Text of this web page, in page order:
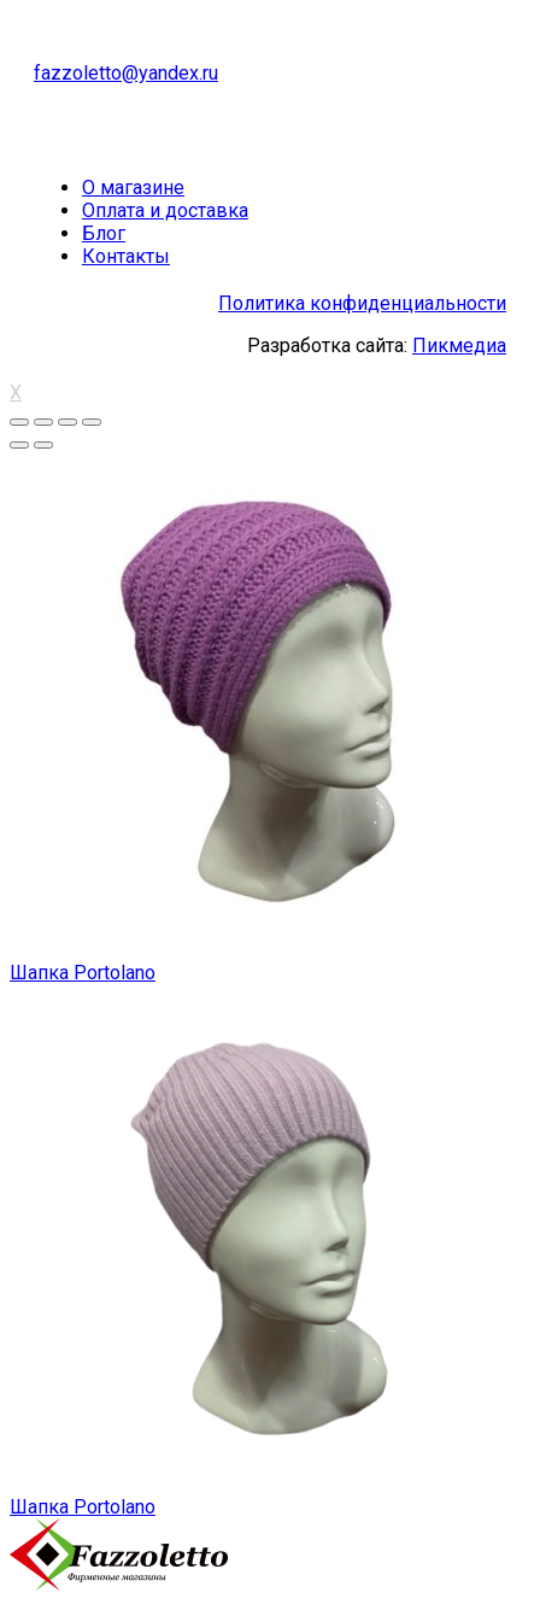
fazzoletto@yandex.ru
О магазине
Оплата и доставка
Блог
Контакты
Политика конфиденциальности
Разработка сайта: Пикмедиа
X
Шапка Portolano
Шапка Portolano